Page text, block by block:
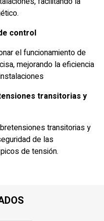
control
el funcionamiento de
mejorando la eficiencia
transitorias y
transitorias y
de las
de tensión.